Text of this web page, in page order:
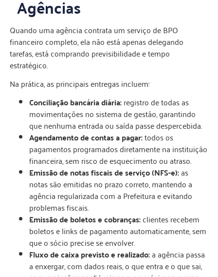
Agências
Quando uma agência contrata um serviço de BPO
financeiro completo, ela não está apenas delegando
tarefas, está comprando previsibilidade e tempo
estratégico.
Na prática, as principais entregas incluem:
Conciliação bancária diária:registro de todas as
movimentações no sistema de gestão, garantindo
que nenhuma entrada ou saída passe despercebida.
Agendamento de contas a pagar:todos os
pagamentos programados diretamente na instituição
financeira, sem risco de esquecimento ou atraso.
Emissão de notas fiscais de serviço (NFS-e):as
notas são emitidas no prazo correto, mantendo a
agência regularizada com a Prefeitura e evitando
problemas fiscais.
Emissão de boletos e cobranças:clientes recebem
boletos e links de pagamento automaticamente, sem
que o sócio precise se envolver.
Fluxo de caixa previsto e realizado:a agência passa
a enxergar, com dados reais, o que entra e o que sai,